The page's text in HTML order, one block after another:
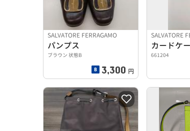
SALVATORE FERRAGAMO
パンプス
ブラウン 状態B
3,300 円
SALVATORE
カードケ
661204